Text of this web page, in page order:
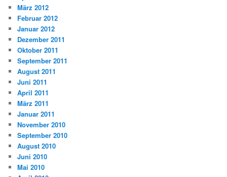
März 2012
Februar 2012
Januar 2012
Dezember 2011
Oktober 2011
September 2011
August 2011
Juni 2011
April 2011
März 2011
Januar 2011
November 2010
September 2010
August 2010
Juni 2010
Mai 2010